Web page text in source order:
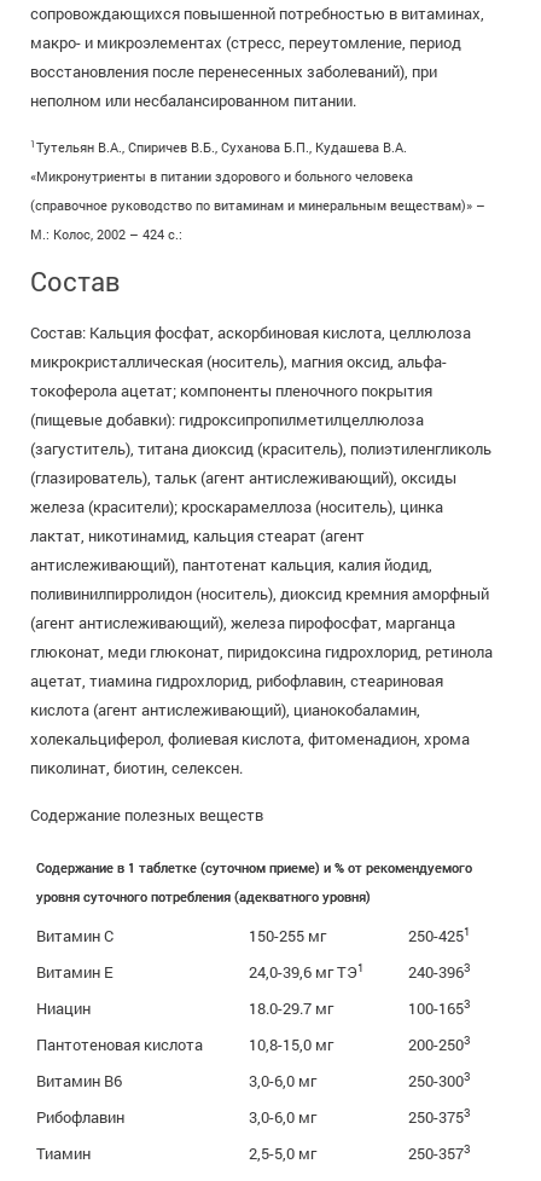
сопровождающихся повышенной потребностью в витаминах,
макро- и микроэлементах (стресс, переутомление, период
восстановления после перенесенных заболеваний), при
неполном или несбалансированном питании.
1Тутельян В.А., Спиричев В.Б., Суханова Б.П., Кудашева В.А.
«Микронутриенты в питании здорового и больного человека
(справочное руководство по витаминам и минеральным веществам)» –
М.: Колос, 2002 – 424 с.:
Состав
Состав: Кальция фосфат, аскорбиновая кислота, целлюлоза
микрокристаллическая (носитель), магния оксид, альфа-
токоферола ацетат; компоненты пленочного покрытия
(пищевые добавки): гидроксипропилметилцеллюлоза
(загуститель), титана диоксид (краситель), полиэтиленгликоль
(глазирователь), тальк (агент антислеживающий), оксиды
железа (красители); кроскарамеллоза (носитель), цинка
лактат, никотинамид, кальция стеарат (агент
антислеживающий), пантотенат кальция, калия йодид,
поливинилпирролидон (носитель), диоксид кремния аморфный
(агент антислеживающий), железа пирофосфат, марганца
глюконат, меди глюконат, пиридоксина гидрохлорид, ретинола
ацетат, тиамина гидрохлорид, рибофлавин, стеариновая
кислота (агент антислеживающий), цианокобаламин,
холекальциферол, фолиевая кислота, фитоменадион, хрома
пиколинат, биотин, селексен.
Содержание полезных веществ
Содержание в 1 таблетке (суточном приеме) и % от рекомендуемого
уровня суточного потребления (адекватного уровня)
Витамин С 150-255 мг 250-4251
Витамин Е 24,0-39,6 мг ТЭ1 240-3963
Ниацин 18.0-29.7 мг 100-1653
Пантотеновая кислота 10,8-15,0 мг 200-2503
Витамин В6 3,0-6,0 мг 250-3003
Рибофлавин 3,0-6,0 мг 250-3753
Тиамин 2,5-5,0 мг 250-3573